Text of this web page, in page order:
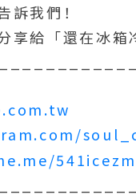
訴我們！
享給「還在冰箱
541icezm